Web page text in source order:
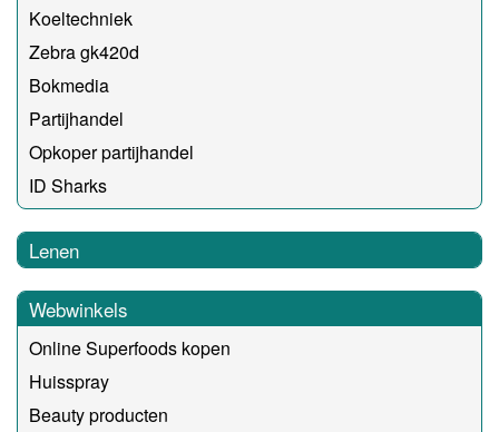
Koeltechniek
Zebra gk420d
Bokmedia
Partijhandel
Opkoper partijhandel
ID Sharks
Lenen
Webwinkels
Online Superfoods kopen
Huisspray
Beauty producten